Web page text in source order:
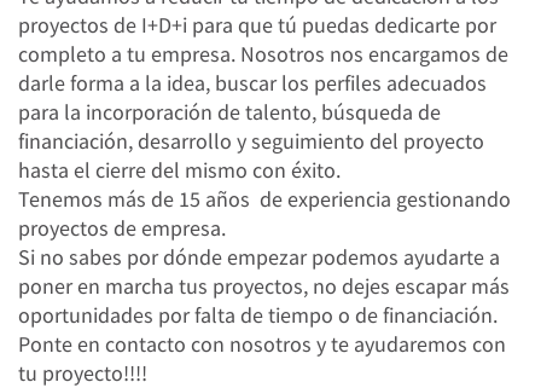
proyectos de I+D+i para que tú puedas dedicarte por
completo a tu empresa. Nosotros nos encargamos de
darle forma a la idea, buscar los perfiles adecuados
para la incorporación de talento, búsqueda de
financiación, desarrollo y seguimiento del proyecto
hasta el cierre del mismo con éxito.
Tenemos más de 15 años de experiencia gestionando
proyectos de empresa.
Si no sabes por dónde empezar podemos ayudarte a
poner en marcha tus proyectos, no dejes escapar más
oportunidades por falta de tiempo o de financiación.
Ponte en contacto con nosotros y te ayudaremos con
tu proyecto!!!!